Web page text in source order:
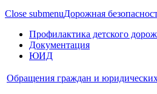
Close submenuДорожная
Профилактика детского
Документация
ЮИД
Обращения граждан и